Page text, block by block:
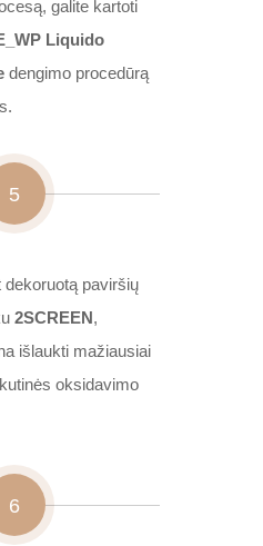
galite kartoti
Liquido
dengimo procedūrą
5
dekoruotą paviršių
2SCREEN,
išlaukti mažiausiai
oksidavimo
6